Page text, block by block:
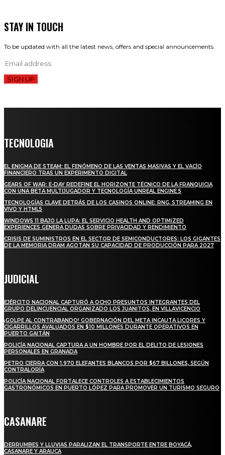
STAY IN TOUCH
To be updated with all the latest news, offers and special announcements.
SIGN UP
TECNOLOGIA
EL ENIGMA DE STEAM: EL FENÓMENO DE LAS VENTAS MASIVAS Y EL VACÍO
FINANCIERO TRAS UN EXPERIMENTO DIGITAL
GEARS OF WAR: E-DAY REDEFINE EL HORIZONTE TÉCNICO DE LA FRANQUICIA
CON UNA BETA MULTIJUGADOR Y TECNOLOGÍA UNREAL ENGINE 5
TECNOLOGÍAS CLAVE DETRÁS DE LOS CASINOS ONLINE: RNG, STREAMING EN
VIVO Y HTML5
WINDOWS 11 BAJO LA LUPA: EL SERVICIO HEALTH AND OPTIMIZED
EXPERIENCES GENERA DUDAS SOBRE PRIVACIDAD Y RENDIMIENTO
CRISIS DE SUMINISTROS EN EL SECTOR DE SEMICONDUCTORES: LOS GIGANTES
DE LA MEMORIA DRAM AGOTAN SU CAPACIDAD DE PRODUCCIÓN PARA 2027
JUDICIAL
EJÉRCITO NACIONAL CAPTURÓ A OCHO PRESUNTOS INTEGRANTES DEL
GRUPO DELINCUENCIAL ORGANIZADO LOS JUANITOS, EN VILLAVICENCIO
¡GOLPE AL CONTRABANDO! GOBERNACIÓN DEL META INCAUTA LICORES Y
CIGARRILLOS AVALUADOS EN $10 MILLONES DURANTE OPERATIVOS EN
PUERTO GAITÁN
POLICÍA NACIONAL CAPTURA A UN HOMBRE POR EL DELITO DE LESIONES
PERSONALES EN GRANADA
PETRO CIERRA CON 1.970 ELEFANTES BLANCOS POR $67 BILLONES, SEGÚN
CONTRALORÍA
POLICÍA NACIONAL FORTALECE CONTROLES A ESTABLECIMIENTOS
GASTRONÓMICOS EN PUERTO LÓPEZ PARA PROMOVER UN TURISMO SEGURO
CASANARE
DERRUMBES Y LLUVIAS PARALIZAN EL TRANSPORTE ENTRE BOYACÁ,
CASANARE Y ARAUCA